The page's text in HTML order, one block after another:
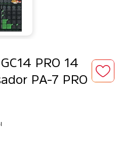
PRO 14
PA-7 PRO